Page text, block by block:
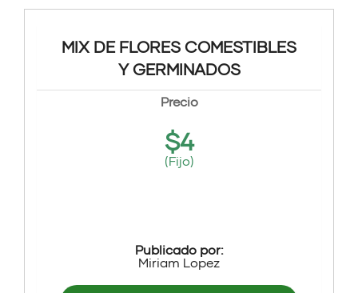
MIX DE FLORES COMESTIBLES
Y GERMINADOS
Precio
$4
(Fijo)
Publicado por:
Miriam Lopez